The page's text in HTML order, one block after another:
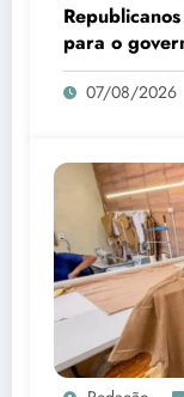
para o
07/08/2026